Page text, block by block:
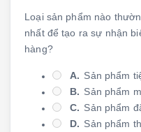
Loại sản phẩm nào
nhất để tạo ra sự nhận
hàng?
A. Sản phẩm
B. Sản phẩm
C. Sản phẩm
D. Sản phẩm